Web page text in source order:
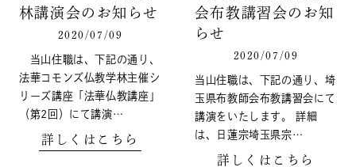
林講演会のお知らせ
2020/07/09
当山住職は、下記の通り、
法華コモンズ仏教学林主催シ
リーズ講座「法華仏教講座」
（第2回）にて講演…
詳しくはこちら
会布教講習会のお知
らせ
2020/07/09
当山住職は、下記の通り、埼
玉県布教師会布教講習会にて
講演をいたします。 詳細
は、日蓮宗埼玉県宗…
詳しくはこちら